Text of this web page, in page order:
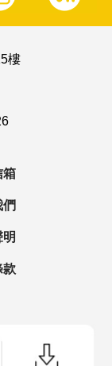
樓
箱
款